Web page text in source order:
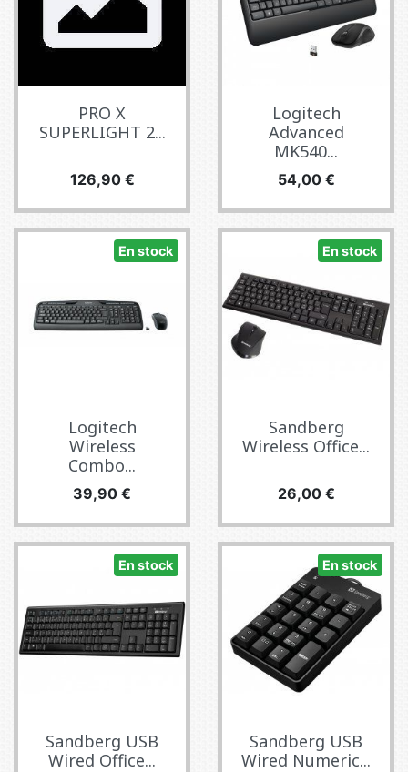
PRO X
SUPERLIGHT 2...
Prix
126,90 €
Logitech
Advanced
MK540...
Prix
54,00 €
En stock
Logitech
Wireless
Combo...
Prix
39,90 €
En stock
Sandberg
Wireless Office...
Prix
26,00 €
En stock
Sandberg USB
Wired Office...
En stock
Sandberg USB
Wired Numeric...